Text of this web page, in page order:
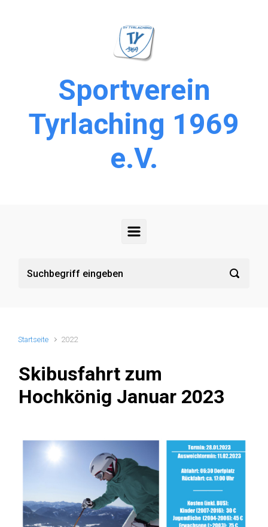
Sportverein
Tyrlaching 1969
e.V.
Startseite 2022
Skibusfahrt zum
Hochkönig Januar 2023